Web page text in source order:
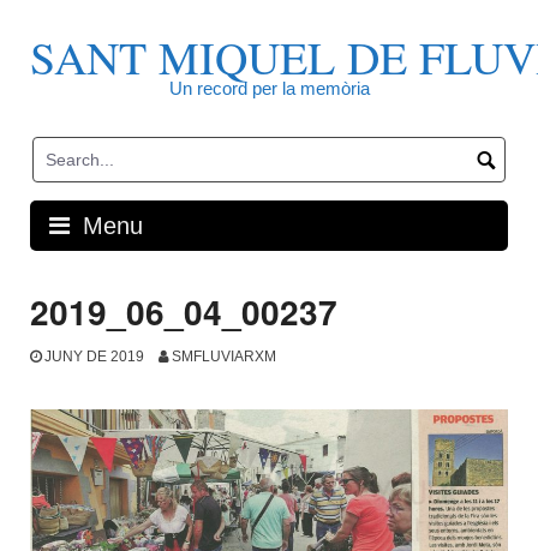
contentSANT MIQUEL DE
Un record per la memòria
Menu
2019_06_04_00237
JUNY DE 2019 SMFLUVIARXM